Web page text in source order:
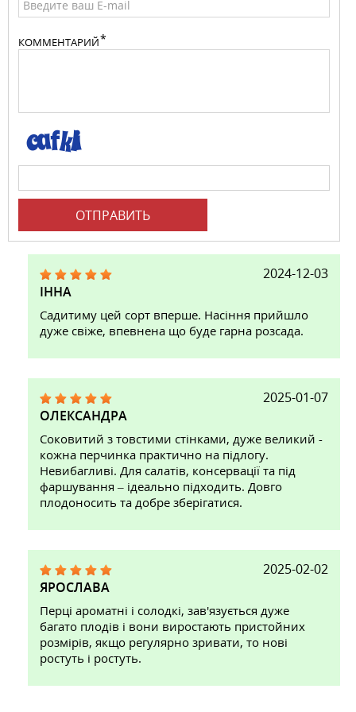
КОММЕНТАРИЙ
ОТПРАВИТЬ
2024-12-03
ІННА
Садитиму цей сорт вперше. Насіння прийшло
дуже свіже, впевнена що буде гарна розсада.
2025-01-07
ОЛЕКСАНДРА
Соковитий з товстими стінками, дуже великий -
кожна перчинка практично на підлогу.
Невибагливі. Для салатів, консервації та під
фаршування – ідеально підходить. Довго
плодоносить та добре зберігатися.
2025-02-02
ЯРОСЛАВА
Перці ароматні і солодкі, зав'язується дуже
багато плодів і вони виростають пристойних
розмірів, якщо регулярно зривати, то нові
ростуть і ростуть.